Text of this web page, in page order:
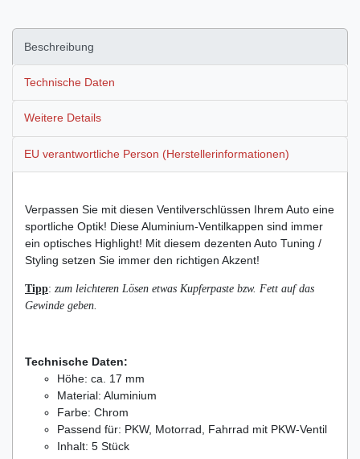
Beschreibung
Technische Daten
Weitere Details
EU verantwortliche Person (Herstellerinformationen)
Verpassen Sie mit diesen Ventilverschlüssen Ihrem Auto eine
sportliche Optik! Diese Aluminium-Ventilkappen sind immer
ein optisches Highlight! Mit diesem dezenten Auto Tuning /
Styling setzen Sie immer den richtigen Akzent!
Tipp: zum leichteren Lösen etwas Kupferpaste bzw. Fett auf das
Gewinde geben.
Technische Daten:
Höhe: ca. 17 mm
Material: Aluminium
Farbe: Chrom
Passend für: PKW, Motorrad, Fahrrad mit PKW-Ventil
Inhalt: 5 Stück